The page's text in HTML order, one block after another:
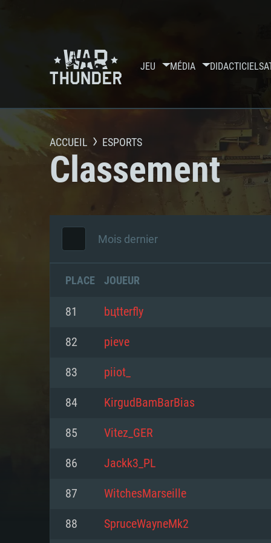
JEU MÉDIA DIDACTICIELS
ACCUEIL ESPORTS
Classement
Mois dernier
PLACE JOUEUR
81 bцtterfly
82 pieve
83 piiot_
84 KirgudBamBarBias
85 Vitez_GER
86 Jackk3_PL
87 WitchesMarseille
88 SpruceWayneMk2